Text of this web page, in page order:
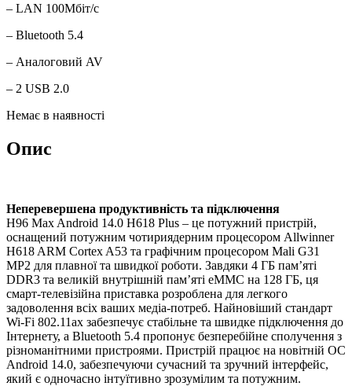
– LAN 100Мбіт/с
– Bluetooth 5.4
– Аналоговий AV
– 2 USB 2.0
Немає в наявності
Опис
Неперевершена продуктивність та підключення
H96 Max Android 14.0 H618 Plus – це потужний пристрій,
оснащений потужним чотириядерним процесором Allwinner
H618 ARM Cortex A53 та графічним процесором Mali G31
MP2 для плавної та швидкої роботи. Завдяки 4 ГБ пам’яті
DDR3 та великій внутрішній пам’яті eMMC на 128 ГБ, ця
смарт-телевізійна приставка розроблена для легкого
задоволення всіх ваших медіа-потреб. Найновіший стандарт
Wi-Fi 802.11ax забезпечує стабільне та швидке підключення до
Інтернету, а Bluetooth 5.4 пропонує безперебійне сполучення з
різноманітними пристроями. Пристрій працює на новітній ОС
Android 14.0, забезпечуючи сучасний та зручний інтерфейс,
який є одночасно інтуїтивно зрозумілим та потужним.